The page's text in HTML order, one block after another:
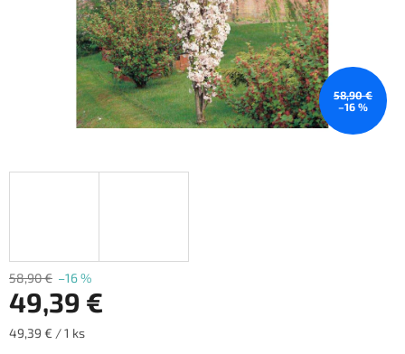
58,90 €
–16 %
58,90 € –16 %
49,39 €
Jednotková
49,39 € / 1 ks